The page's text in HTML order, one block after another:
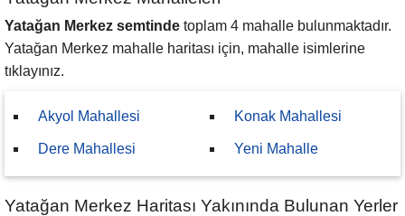
Yatağan Merkez semtinde toplam 4 mahalle bulunmaktadır.
Yatağan Merkez mahalle haritası için, mahalle isimlerine
tıklayınız.
Akyol Mahallesi
Dere Mahallesi
Konak Mahallesi
Yeni Mahalle
Yatağan Merkez Haritası Yakınında Bulunan Yerler